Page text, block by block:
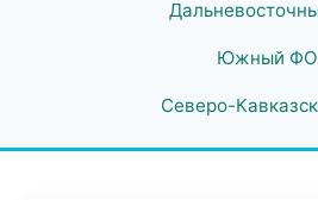
Южный ФО
Северо-